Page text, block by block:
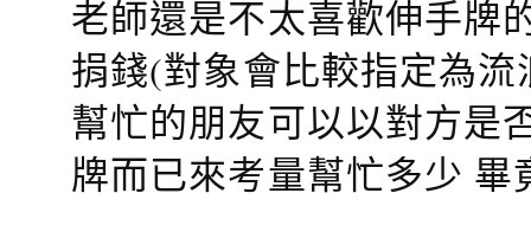
老師還是不太喜歡伸手牌
捐錢(對象會比較指定為
幫忙的朋友可以以對方是
牌而已來考量幫忙多少